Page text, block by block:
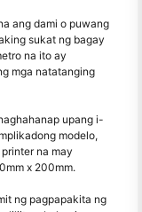
ang dami o puwang
sukat ng bagay
na ito ay
mga natatanging
upang i-
modelo,
na may
x 200mm.
ng pagpapakita ng